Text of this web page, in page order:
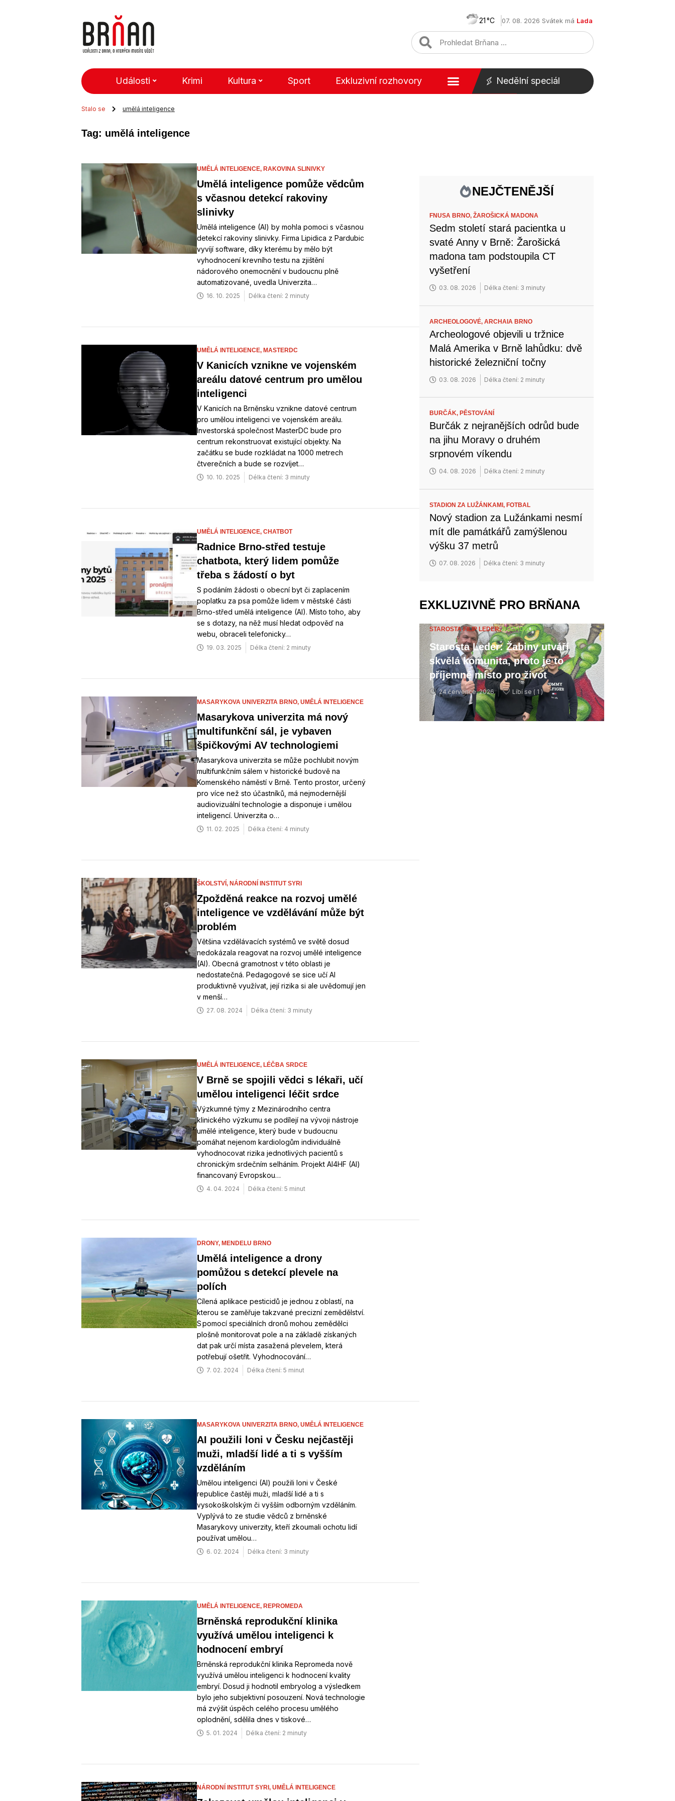
21 07. 08. 2026 Svátek má Lada
Události Krimi Kultura Sport Exkluzivní rozhovory Nedělní speciál
Stalo se umělá inteligence
Tag: umělá inteligence
UMĚLÁ INTELIGENCE, RAKOVINA SLINIVKY
Umělá inteligence pomůže vědcům
s včasnou detekcí rakoviny
slinivky
Umělá inteligence (AI) by mohla pomoci s včasnou
detekcí rakoviny slinivky. Firma Lipidica z Pardubic
vyvíjí software, díky kterému by mělo být
vyhodnocení krevního testu na zjištění
nádorového onemocnění v budoucnu plně
automatizované, uvedla Univerzita…
16. 10. 2025 Délka čtení: 2 minuty
UMĚLÁ INTELIGENCE, MASTERDC
V Kanicích vznikne ve vojenském
areálu datové centrum pro umělou
inteligenci
V Kanicích na Brněnsku vznikne datové centrum
pro umělou inteligenci ve vojenském areálu.
Investorská společnost MasterDC bude pro
centrum rekonstruovat existující objekty. Na
začátku se bude rozkládat na 1000 metrech
čtverečních a bude se rozvíjet…
10. 10. 2025 Délka čtení: 3 minuty
UMĚLÁ INTELIGENCE, CHATBOT
Radnice Brno-střed testuje
chatbota, který lidem pomůže
třeba s žádostí o byt
S podáním žádosti o obecní byt či zaplacením
poplatku za psa pomůže lidem v městské části
Brno-střed umělá inteligence (AI). Místo toho, aby
se s dotazy, na něž musí hledat odpověď na
webu, obraceli telefonicky…
19. 03. 2025 Délka čtení: 2 minuty
MASARYKOVA UNIVERZITA BRNO, UMĚLÁ INTELIGENCE
Masarykova univerzita má nový
multifunkční sál, je vybaven
špičkovými AV technologiemi
Masarykova univerzita se může pochlubit novým
multifunkčním sálem v historické budově na
Komenského náměstí v Brně. Tento prostor, určený
pro více než sto účastníků, má nejmodernější
audiovizuální technologie a disponuje i umělou
inteligencí. Univerzita o…
11. 02. 2025 Délka čtení: 4 minuty
ŠKOLSTVÍ, NÁRODNÍ INSTITUT SYRI
Zpožděná reakce na rozvoj umělé
inteligence ve vzdělávání může být
problém
Většina vzdělávacích systémů ve světě dosud
nedokázala reagovat na rozvoj umělé inteligence
(AI). Obecná gramotnost v této oblasti je
nedostatečná. Pedagogové se sice učí AI
produktivně využívat, její rizika si ale uvědomují jen
v menší…
27. 08. 2024 Délka čtení: 3 minuty
UMĚLÁ INTELIGENCE, LÉČBA SRDCE
V Brně se spojili vědci s lékaři, učí
umělou inteligenci léčit srdce
Výzkumné týmy z Mezinárodního centra
klinického výzkumu se podílejí na vývoji nástroje
umělé inteligence, který bude v budoucnu
pomáhat nejenom kardiologům individuálně
vyhodnocovat rizika jednotlivých pacientů s
chronickým srdečním selháním. Projekt AI4HF (AI)
financovaný Evropskou…
4. 04. 2024 Délka čtení: 5 minut
DRONY, MENDELU BRNO
Umělá inteligence a drony
pomůžou s detekcí plevele na
polích
Cílená aplikace pesticidů je jednou z oblastí, na
kterou se zaměřuje takzvané precizní zemědělství.
S pomocí speciálních dronů mohou zemědělci
plošně monitorovat pole a na základě získaných
dat pak určí místa zasažená plevelem, která
potřebují ošetřit. Vyhodnocování…
7. 02. 2024 Délka čtení: 5 minut
MASARYKOVA UNIVERZITA BRNO, UMĚLÁ INTELIGENCE
AI použili loni v Česku nejčastěji
muži, mladší lidé a ti s vyšším
vzděláním
Umělou inteligenci (AI) použili loni v České
republice častěji muži, mladší lidé a ti s
vysokoškolským či vyšším odborným vzděláním.
Vyplývá to ze studie vědců z brněnské
Masarykovy univerzity, kteří zkoumali ochotu lidí
používat umělou…
6. 02. 2024 Délka čtení: 3 minuty
UMĚLÁ INTELIGENCE, REPROMEDA
Brněnská reprodukční klinika
využívá umělou inteligenci k
hodnocení embryí
Brněnská reprodukční klinika Repromeda nově
využívá umělou inteligenci k hodnocení kvality
embryí. Dosud ji hodnotil embryolog a výsledkem
bylo jeho subjektivní posouzení. Nová technologie
má zvýšit úspěch celého procesu umělého
oplodnění, sdělila dnes v tiskové…
5. 01. 2024 Délka čtení: 2 minuty
NÁRODNÍ INSTITUT SYRI, UMĚLÁ INTELIGENCE
NEJČTENĚJŠÍ
FNUSA BRNO,ŽAROŠICKÁ MADONA
Sedm století stará pacientka u
svaté Anny v Brně: Žarošická
madona tam podstoupila CT
vyšetření
03. 08. 2026 Délka čtení: 3 minuty
ARCHEOLOGOVÉ,ARCHAIA BRNO
Archeologové objevili u tržnice
Malá Amerika v Brně lahůdku: dvě
historické železniční točny
03. 08. 2026 Délka čtení: 2 minuty
BURČÁK, PĚSTOVÁNÍ
Burčák z nejranějších odrůd bude
na jihu Moravy o druhém
srpnovém víkendu
04. 08. 2026 Délka čtení: 2 minuty
STADION ZA LUŽÁNKAMI,FOTBAL
Nový stadion za Lužánkami nesmí
mít dle památkářů zamýšlenou
výšku 37 metrů
07. 08. 2026 Délka čtení: 3 minuty
EXKLUZIVNĚ PRO BRŇANA
STAROSTA FILIP LEDER,ROZHOVOR
Starosta Leder: Žabiny utváří
skvělá komunita, proto je to
příjemné místo pro život
24 července, 2026 Líbí se ( 1 )